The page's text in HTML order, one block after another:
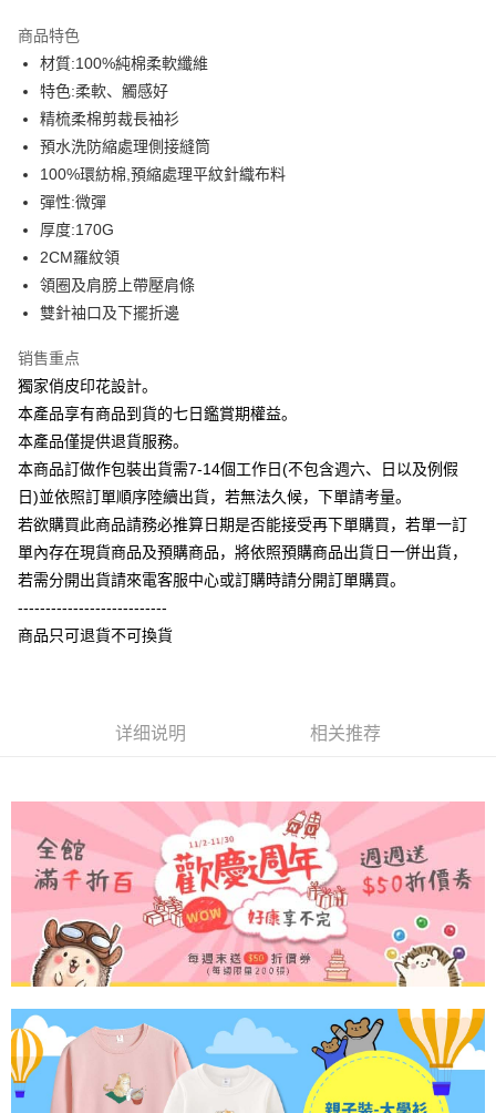
合作金库商业银行
华南商业银行
上海商业储蓄银行
国泰世华商业银行
台湾中小企业银行
汇丰（台湾）商业银行
华泰商业银行
联邦商业银行
远东国际商业银行
元大商业银行
玉山商业银行
台新国际商业银行
台湾乐天信用卡公司
6期 0利率，每期
华南商业银行
上海商业储蓄银行
国泰世华商业银行
台湾中小企业银行
台中商业银行
汇丰（台湾）商业银行
联邦商业银行
元大商业银行
玉山商业银行
台新国际商业银行
台湾乐天信用卡公司
12期 0利率，每期 NT$22
合作金库商业银行
上海商业储蓄银行
国泰世华商业银行
兆丰国际商业银行
台湾中小企业银行
汇丰（台湾）商业银行
联邦商业银行
元大商业银行
玉山商业银行
台新国际商业银行
超商取货付款
LINE Pay
Apple Pay
街口支付
悠遊付
Google Pay
Plus PAY
大哥付你分期
相关说明
1. 本服务由台湾大哥大提供，电信用户可立即使用无须另外申请。（限个人
月租型门号，不开放公司户及预付卡使用）
2. 付款方式选择 “大哥付你分期”，订单成立后会自动跳转到大哥付的交易流
程，验证手机门号后，选择欲分期的期数、缴款截止日，确认付款后即完成
交易。
3. 实际核准额度、可分期数及费用金额请依后续交易确认页面所载为准。
容。
账／街口支付／iPASS MONEY”等通路缴费。
本服务购买商品或服务，并由商店将买卖／分期付款买卖价金债权让与本公
司后，依约使用本公司账单缴交账款。
2. 基于同意付款使用 “大哥付你分期”之契约关系目的，商店将以您的个人资
料（包含姓名、电话或地址）提供予台湾大哥大进项收集、处理及利用，由
台湾大哥大与本人进行分期账单所需资料之确认、核对及更正。
3. 完整用户服务条款，请详阅以下链接：https://oppay.tw/userRule
AFTEE先享后付
相关说明
一、關於 AFTEE先享後付
1. 於付款方式選擇AFTEE先享後付，將跳出AFTEE先享後付手機驗證視
2. 進行簡訊驗證之後，即可完成結帳手續。
3. 訂單確認後不需事先繳費，商品會配送至您的指定地址。
4. 下訂完成後，您的手機會收到一封繳費通知簡訊，APP會員則會收到
AFTEE APP推播通知。
請留意繳費期限為 14 天。唯有下載 AFTEE App 成為 AFTEE 會員者方能享
有最長 45 天內付款之服務。
出。使用AFTEE下訂可以延長您收到商品前的繳費天數，但無法保證一定能
夠在期限內收到商品(例如:預購商品或預計到貨時間較長者)。因此無論收到
商品與否，仍需要請您在AFTEE規定的時間內完成繳費。
二、付款限制
1. 初次使用 AFTEE 時，將依認證結果及本公司審查結果，核予每個人不同
之上限額度
2. 結帳金額須大於NT$30
3. 目前僅支援台灣會員
「AFTEE先享後付」(下稱本服務)乃由恩沛科技股份有限公司(下稱 AFTEE )
所提供，並由 AFTEE 向您收取款項。因使用本服務所須提供之個人資料(包
含但不限於訂購人姓名、電話，收件人姓名、電話、收件地址)，將交付予
AFTEE 於本服務必要服務範圍內運用。關於 AFTEE 對於個人資料之蒐集、
處理、利用，詳參 AFTEE 官網之『個人資料蒐集、處理及利用告知聲明』
ATM付款
全家付款取貨
每笔NT$60，满NT$899(含以上)免运费
每笔NT$65，满NT$899(含以上)免运费
付款後7-11取貨
每笔NT$60，满NT$899(含以上)免运费
宅配
每笔NT$65，满NT$899(含以上)免运费
商品特色
材質:100%純棉柔軟纖維
特色:柔軟、觸感好
精梳柔棉剪裁長袖衫
預水洗防縮處理側接縫筒
100%環紡棉,預縮處理平紋針織布料
彈性:微彈
厚度:170G
2CM羅紋領
領圈及肩膀上帶壓肩條
雙針袖口及下擺折邊
销售重点
獨家俏皮印花設計。
本產品享有商品到貨的七日鑑賞期權益。
本產品僅提供退貨服務。
本商品訂做作包裝出貨需7-14個工作日(不包含週六、日以及例假
日)並依照訂單順序陸續出貨，若無法久候，下單請考量。
若欲購買此商品請務必推算日期是否能接受再下單購買，若單一訂
單內存在現貨商品及預購商品，將依照預購商品出貨日一併出貨，
若需分開出貨請來電客服中心或訂購時請分開訂單購買。
---------------------------
商品只可退貨不可換貨
详细说明 相关推荐